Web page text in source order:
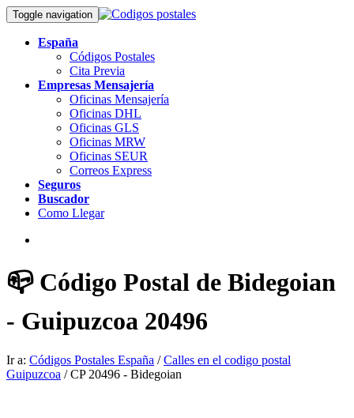
Toggle navigation
España
Códigos Postales
Cita Previa
Empresas Mensajería
Oficinas Mensajería
Oficinas DHL
Oficinas GLS
Oficinas MRW
Oficinas SEUR
Correos Express
Seguros
Buscador
Como Llegar
📪 Código Postal de Bidegoian
- Guipuzcoa 20496
Ir a: Códigos Postales España /Calles en el codigo postal
Guipuzcoa / CP 20496 - Bidegoian